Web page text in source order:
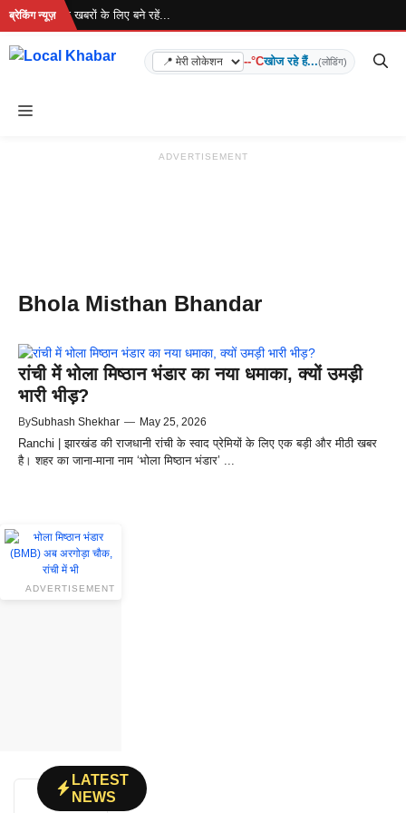
Skip
content
ब्रेकिंग न्यूज़
रहा है... ताज़ा खबरों के लिए बने रहें...
--°Cखोज रहे हैं...(लोडिंग)
Menu
ADVERTISEMENT
Bhola Misthan Bhandar
रांची में भोला मिष्ठान भंडार का नया धमाका, क्यों उमड़ी
भारी भीड़?
BySubhash Shekhar — May 25, 2026
Ranchi | झारखंड की राजधानी रांची के स्वाद प्रेमियों के लिए एक बड़ी और मीठी खबर
है। शहर का जाना-माना नाम ‘भोला मिष्ठान भंडार’ ...
ADVERTISEMENT
LATEST
NEWS